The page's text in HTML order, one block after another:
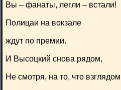
Вы – фанаты, легли – встали!
Полицаи на вокзале
ждут по премии.
И Высоцкий снова рядом,
Не смотря, на то, что взглядом